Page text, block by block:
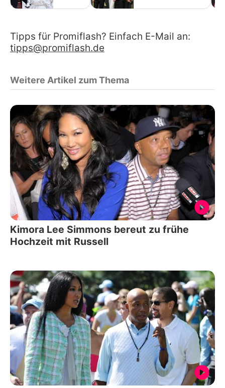
Tipps für Promiflash? Einfach E-Mail an:
tipps@promiflash.de
Weitere Artikel zum Thema
Kimora Lee Simmons bereut zu frühe
Hochzeit mit Russell